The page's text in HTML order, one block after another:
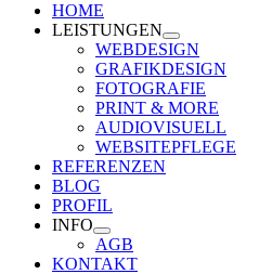
HOME
LEISTUNGEN
WEBDESIGN
GRAFIKDESIGN
FOTOGRAFIE
PRINT & MORE
AUDIOVISUELL
WEBSITEPFLEGE
REFERENZEN
BLOG
PROFIL
INFO
AGB
KONTAKT